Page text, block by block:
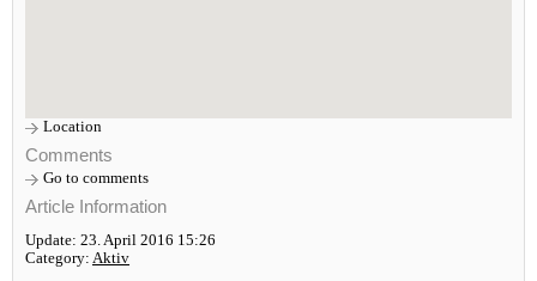
Location
Comments
Go to comments
Article Information
Update: 23. April 2016 15:26
Category: Aktiv